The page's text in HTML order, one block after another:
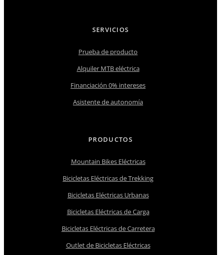
SERVICIOS
Prueba de producto
Alquiler MTB eléctrica
Financiación 0% intereses
Asistente de autonomía
PRODUCTOS
Mountain Bikes Eléctricas
Bicicletas Eléctricas de Trekking
Bicicletas Eléctricas Urbanas
Bicicletas Eléctricas de Carga
Bicicletas Eléctricas de Carretera
Outlet de Bicicletas Eléctricas